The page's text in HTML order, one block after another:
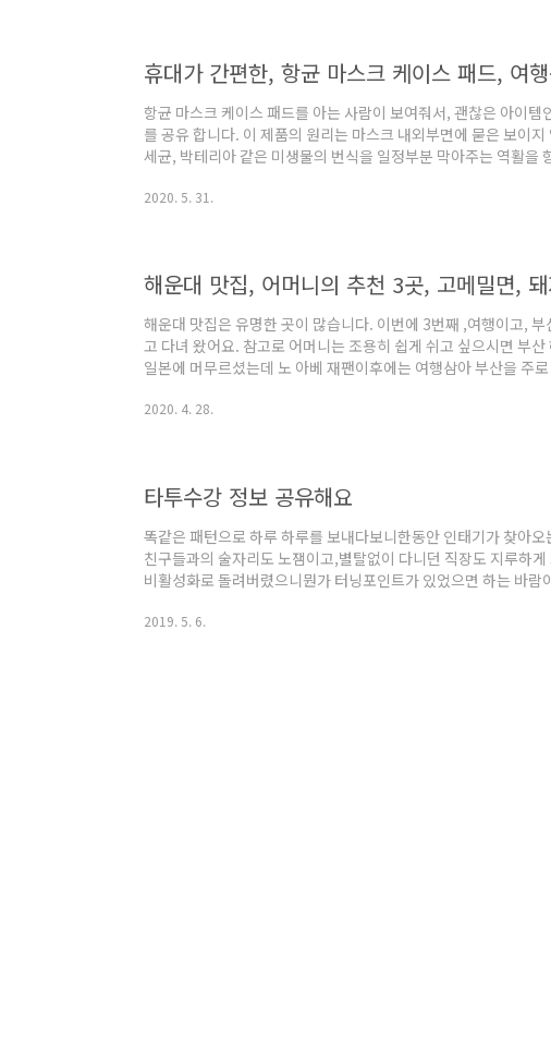
휴대가 간편한, 항균 마스크 케이스 패드, 여
항균 마스크 케이스 패드를 아는 사람이 보여줘서, 괜찮은 아이템
를 공유 합니다. 이 제품의 원리는 마스크 내외부면에 묻은 보이
세균, 박테리아 같은 미생물의 번식을 일정부분 막아주는 역활을
네요. 약 2분 정도의 영상으로 사용법을 쉽게 이해할 수 있습니다.
2020. 5. 31.
해운대 맛집, 어머니의 추천 3곳, 고메밀면,
해운대 맛집은 유명한 곳이 많습니다. 이번에 3번째 ,여행이고,
고 다녀 왔어요. 참고로 어머니는 조용히 쉽게 쉬고 싶으시면 부
일본에 머무르셨는데 노 아베 재팬이후에는 여행삼아 부산을 주
요일 출발 목요일 복귀로 해서 다녀 왔습니다. 코로나로 사람이 적
2020. 4. 28.
타투수강 정보 공유해요
똑같은 패턴으로 하루 하루를 보내다보니한동안 인태기가 찾아
친구들과의 술자리도 노잼이고,별탈없이 다니던 직장도 지루하
비활성화로 돌려버렸으니뭔가 터닝포인트가 있었으면 하는 바람
운 일상에 글자 읽는 것 자체가스트레스더라구요. 제일 편한 친구
2019. 5. 6.